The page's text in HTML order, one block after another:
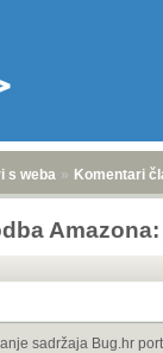
s weba » Komentari
sadržaja Bug.hr